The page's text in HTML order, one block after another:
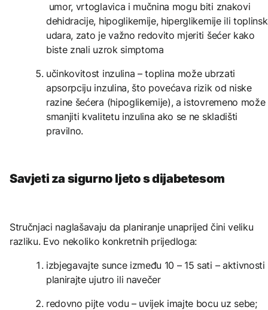
umor, vrtoglavica i mučnina mogu biti znakovi
dehidracije, hipoglikemije, hiperglikemije ili
udara, zato je važno redovito mjeriti šećer kako
biste znali uzrok simptoma
učinkovitost inzulina – toplina može ubrzati
apsorpciju inzulina, što povećava rizik od niske
razine šećera (hipoglikemije), a istovremeno može
smanjiti kvalitetu inzulina ako se ne skladišti
pravilno.
Savjeti za sigurno ljeto s dijabetesom
Stručnjaci naglašavaju da planiranje unaprijed čini veliku
razliku. Evo nekoliko konkretnih prijedloga:
izbjegavajte sunce između 10 – 15 sati – aktivnosti
planirajte ujutro ili navečer
redovno pijte vodu – uvijek imajte bocu uz sebe;